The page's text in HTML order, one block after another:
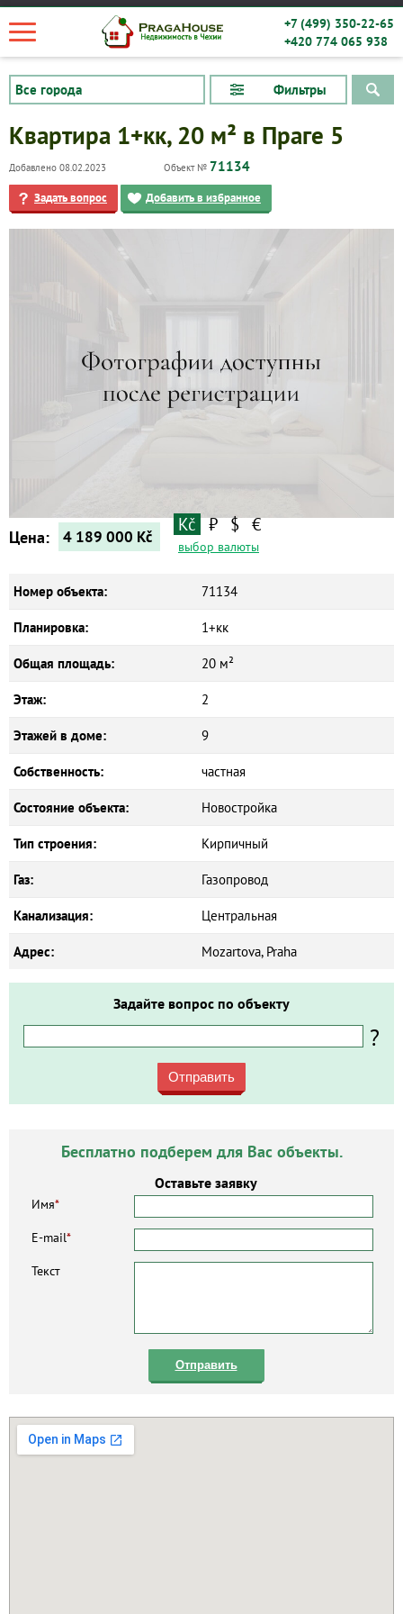
+7 (499) 350-22-65
+420 774 065 938
Фильтры
Квартира 1+кк, 20 м² в Праге 5
Добавлено 08.02.2023 Объект № 71134
Задать вопрос Добавить в избранное
Цена: 4 189 000 Kč
Kč ₽ $ €
выбор валюты
Номер объекта: 71134
Планировка: 1+кк
Общая площадь: 20 м²
Этаж: 2
Этажей в доме: 9
Собственность: частная
Состояние объекта: Новостройка
Тип строения: Кирпичный
Газ: Газопровод
Канализация: Центральная
Адрес: Mozartova, Praha
Задайте вопрос по объекту
?
Отправить
Бесплатно подберем для Вас объекты.
Оставьте заявку
Имя*
E-mail*
Текст
Отправить